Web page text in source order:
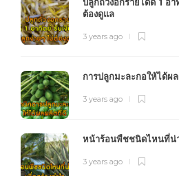
ต้องดูแล
3 years ago
การปลูกมะละกอให้ได้ผ
3 years ago
หน้าร้อนพืชชนิดไหนที่น่า
3 years ago